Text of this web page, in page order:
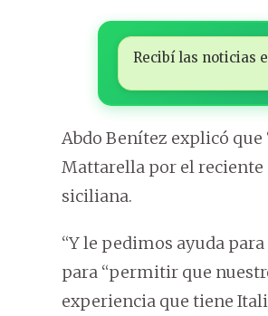
Recibí las noticias
Abdo Benítez explicó
Mattarella por el reciente
siciliana.
“Y le pedimos ayuda
para “permitir que
experiencia que tiene